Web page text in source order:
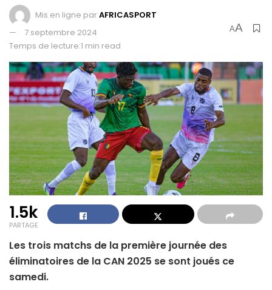
Mis en ligne parAFRICASPORT
7 septembre 2024
Temps de lecture:1 min read
AA
1.5k
PARTAGE
Les trois matchs de la première journée des
éliminatoires de la CAN 2025 se sont joués ce
samedi.